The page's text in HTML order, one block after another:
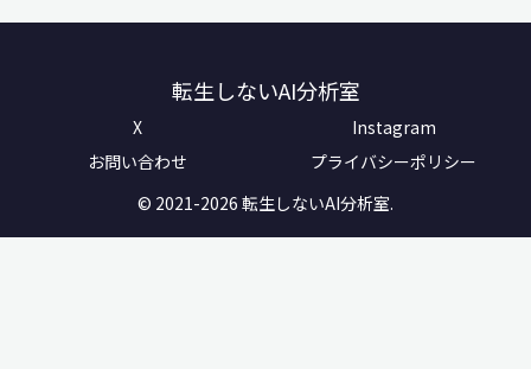
転生しないAI分析室
X
Instagram
お問い合わせ
プライバシーポリシー
© 2021-2026 転生しないAI分析室.